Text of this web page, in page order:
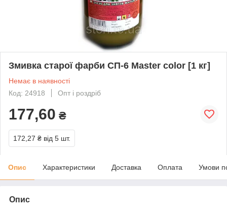
Змивка старої фарби СП-6 Master color [1 кг]
Немає в наявності
Код: 24918
Опт і роздріб
177,60 ₴
172,27 ₴ від 5 шт.
Опис Характеристики Доставка Оплата Умови
Опис